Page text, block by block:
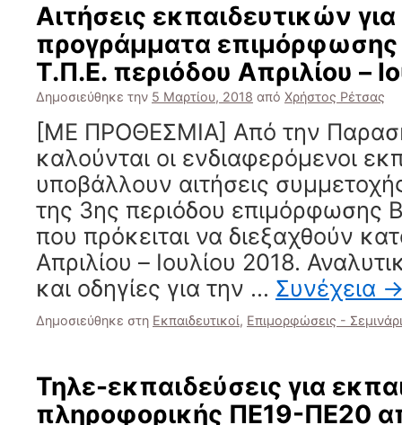
Αιτήσεις εκπαιδευτικών
προγράμματα επιμόρφωσης
Τ.Π.Ε. περιόδου Απριλίου –
Δημοσιεύθηκε την 5 Μαρτίου, 2018 από Χρήστος Ρέτσας
[ΜΕ ΠΡΟΘΕΣΜΙΑ] Από την
καλούνται οι ενδιαφερόμενοι
υποβάλλουν αιτήσεις
της 3ης περιόδου επιμόρφωσης
που πρόκειται να διεξαχθούν
Απριλίου – Ιουλίου 2018.
και οδηγίες για την … Συνέχεια
Δημοσιεύθηκε στη Εκπαιδευτικοί, Επιμορφώσεις -
Τηλε-εκπαιδεύσεις για
πληροφορικής ΠΕ19-ΠΕ20